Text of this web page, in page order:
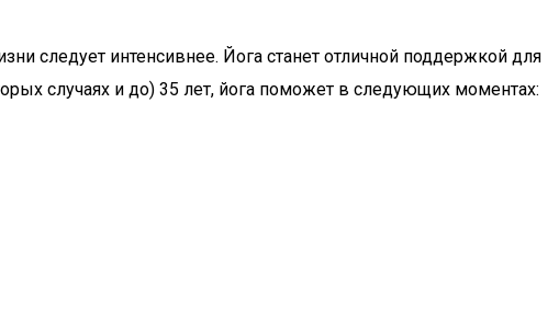
следует интенсивнее. Йога станет отличной поддержкой для
случаях и до) 35 лет, йога поможет в следующих моментах: